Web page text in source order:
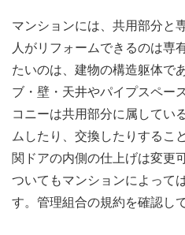
に
マンションには、共用部分と
人がリフォームできるのは専
たいのは、建物の構造躯体で
ブ・壁・天井やパイプスペー
コニーは共用部分に属してい
ムしたり、交換したりするこ
関ドアの内側の仕上げは変更
ついてもマンションによって
す。管理組合の規約を確認し